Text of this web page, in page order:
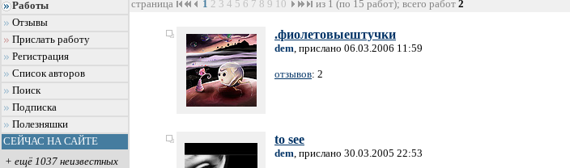
Работы
Отзывы
Прислать работу
Регистрация
Список авторов
Поиск
Подписка
Полезняшки
СЕЙЧАС НА САЙТЕ
+ ещё 1037 неизвестных
страница 1 2 3 4 5 6 7 8 9 10 из 1 (по 15 работ); всего работ 2
.фиолетовыештучки
dem, прислано 06.03.2006 11:59
отзывов: 2
to see
dem, прислано 30.03.2005 22:53